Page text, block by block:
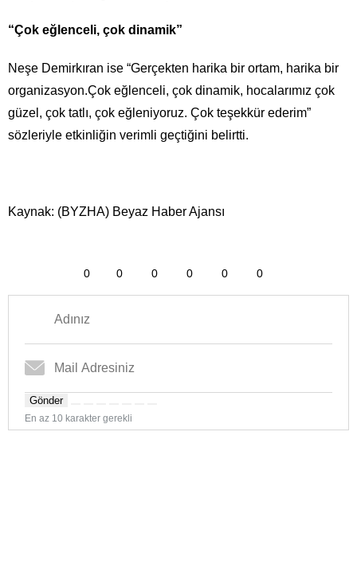
“Çok eğlenceli, çok dinamik”
Neşe Demirkıran ise “Gerçekten harika bir ortam, harika bir
organizasyon.Çok eğlenceli, çok dinamik, hocalarımız çok
güzel, çok tatlı, çok eğleniyoruz. Çok teşekkür ederim”
sözleriyle etkinliğin verimli geçtiğini belirtti.
Kaynak: (BYZHA) Beyaz Haber Ajansı
0 0 0 0 0 0
Gönder
En az 10 karakter gerekli